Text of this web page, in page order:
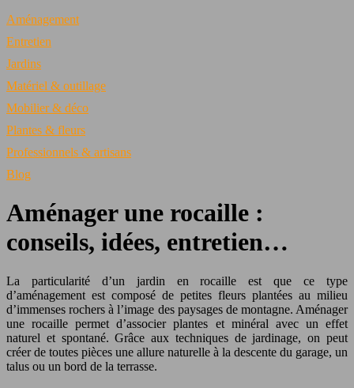
Aménagement
Entretien
Jardins
Matériel & outillage
Mobilier & déco
Plantes & fleurs
Professionnels & artisans
Blog
Aménager une rocaille :
conseils, idées, entretien…
La particularité d’un jardin en rocaille est que ce type
d’aménagement est composé de petites fleurs plantées au milieu
d’immenses rochers à l’image des paysages de montagne. Aménager
une rocaille permet d’associer plantes et minéral avec un effet
naturel et spontané. Grâce aux techniques de jardinage, on peut
créer de toutes pièces une allure naturelle à la descente du garage, un
talus ou un bord de la terrasse.